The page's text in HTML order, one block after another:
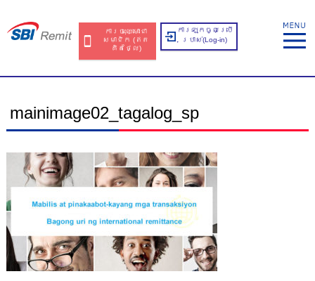
ការចុះឈ្មោះជា
សមាជិក​​ (ឥត​
គិត​ថ្លៃ​)
ការឡុកចូលប្រើ
ប្រាស់​(Log-in)
mainimage02_tagalog_sp